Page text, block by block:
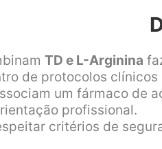
TD e L-Arginina
de protocolos
um fármaco de
profissional.
critérios de